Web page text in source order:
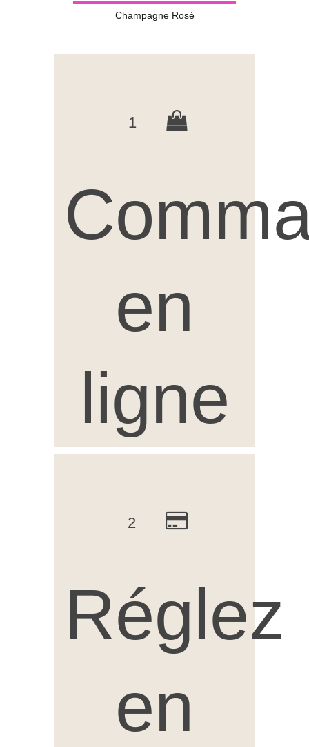
Champagne Rosé
1
en
ligne
2
Réglez
en